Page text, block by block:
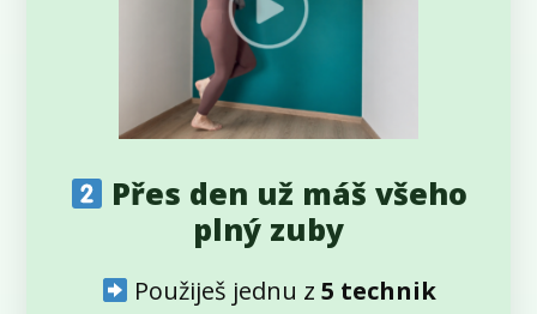
Přes den už máš všeho
plný zuby
Použiješ jednu z 5 technik